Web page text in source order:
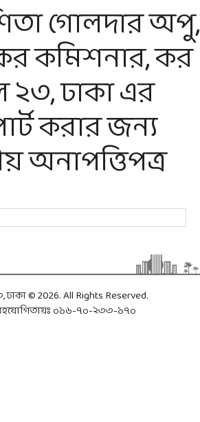
গোলদার অপু,
কমিশনার, কর
ঢাকা এর
করার জন্য
অনাপত্তিপত্র
© 2026. All Rights Reserved.
০১৬-৭০-২৩৩-১৭০